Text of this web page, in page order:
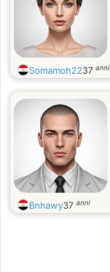
Somamoh2237 anni
Bnhawy37 anni